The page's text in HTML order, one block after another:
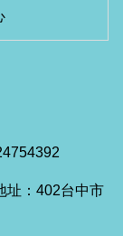
址：402台中市